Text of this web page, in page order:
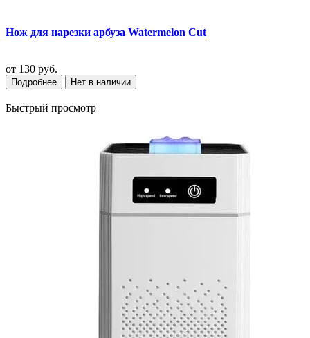
Нож для нарезки арбуза Watermelon Cut
от 130 руб.
Подробнее Нет в наличии
Быстрый просмотр